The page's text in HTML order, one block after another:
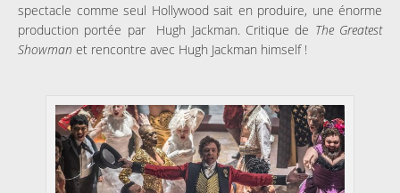
spectacle comme seul Hollywood sait en produire, une énorme
production portée par Hugh Jackman. Critique de The Greatest
Showman et rencontre avec Hugh Jackman himself !